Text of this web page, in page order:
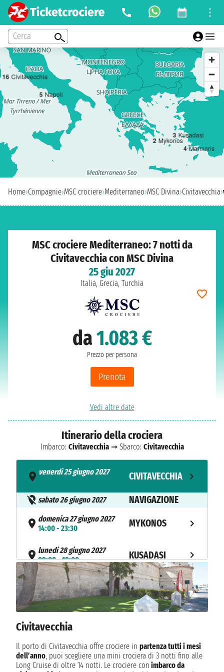
Cerca
16 Civitavecchia
2 Mykonos
3 Kusadasi
4 Marmaris
5 Napoli
Home›Compagnie›MSC crociere›Mediterraneo›MSC Divina›Civitavecchia›
MSC crociere Mediterraneo: 7 notti da
Civitavecchia con MSC Divina
25 giu 2027
Italia, Grecia, Turchia
da1.083 €
Prezzo per persona
Prenota
Vedi altre date
Itinerario della crociera
Imbarco: Civitavecchia➞ Sbarco: Civitavecchia
venerdì 25 giugno 2027
CIVITAVECCHIA
sabato 26 giugno 2027 NAVIGAZIONE
domenica 27 giugno 2027
14:00 - 23:30
MYKONOS
lunedì 28 giugno 2027
09:00 - 18:00
KUSADASI
martedì 29 giugno 2027
07:00 - 17:00
MARMARIS
mercoledì 30 giugno 2027 NAVIGAZIONE
giovedì 1 luglio 2027
venerdì 2 luglio 2027
CIVITAVECCHIA
Civitavecchia
Il porto di Civitavecchia offre crociere in partenza tutti i mesi
dell’anno, puoi scegliere una mini crociera di 3 notti fino alle
Long Cruise di oltre 14 notti. Le crociere con imbarco da